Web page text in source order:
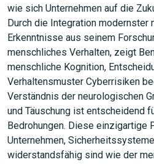
wie sich Unternehmen auf die
Durch die Integration
Erkenntnisse aus seinem
menschliches Verhalten, zeigt
menschliche Kognition,
Verhaltensmuster Cyberrisiken
Verständnis der neurologischen
und Täuschung ist entscheidend
Bedrohungen. Diese einzigartige
Unternehmen,
widerstandsfähig sind wie der